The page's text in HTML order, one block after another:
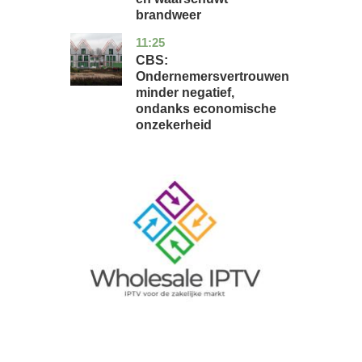
brandweer
11:25
zuid-
holland
economie
CBS:
Ondernemersvertrouwen
minder negatief,
ondanks economische
onzekerheid